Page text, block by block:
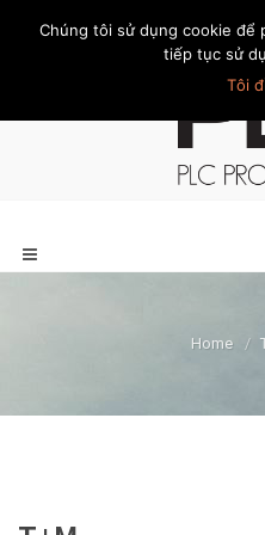
Trang chủ Giới thiệu Khách hàng
Home /
Chúng tôi sử dụng cookie để
tiếp tục sử
Tôi